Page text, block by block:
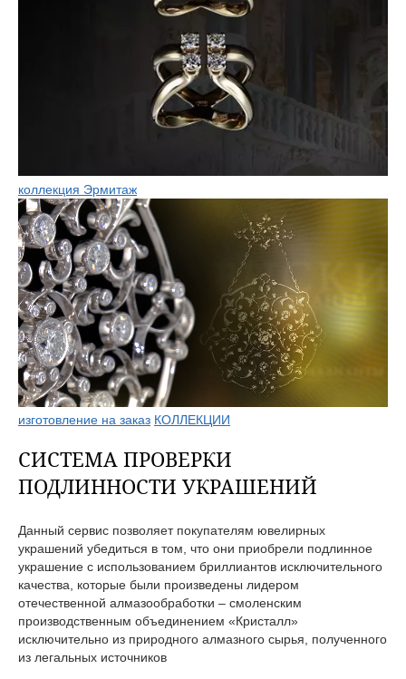
коллекция Эрмитаж
изготовление на заказ КОЛЛЕКЦИИ
СИСТЕМА ПРОВЕРКИ
ПОДЛИННОСТИ УКРАШЕНИЙ
Данный сервис позволяет покупателям ювелирных
украшений убедиться в том, что они приобрели подлинное
украшение с использованием бриллиантов исключительного
качества, которые были произведены лидером
отечественной алмазообработки – смоленским
производственным объединением «Кристалл»
исключительно из природного алмазного сырья, полученного
из легальных источников